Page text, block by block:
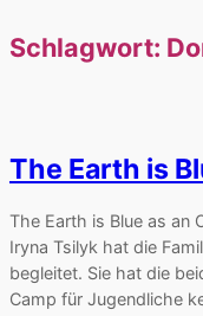
Schlagwort:
The Earth is
The Earth is Blue as an
Iryna Tsilyk hat die
begleitet. Sie hat die
Camp für Jugendliche